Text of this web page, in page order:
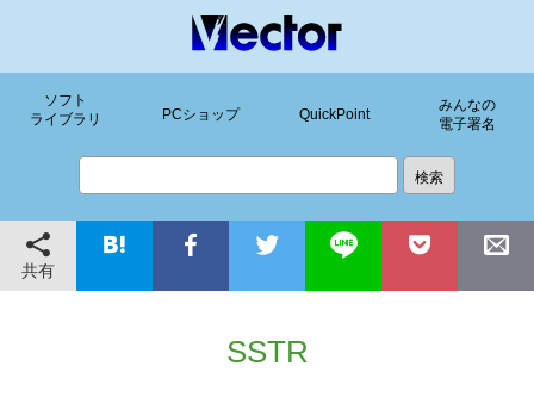
ソフト
ライブラリ
PCショップ QuickPoint
みんなの
電子署名
共有
SSTR